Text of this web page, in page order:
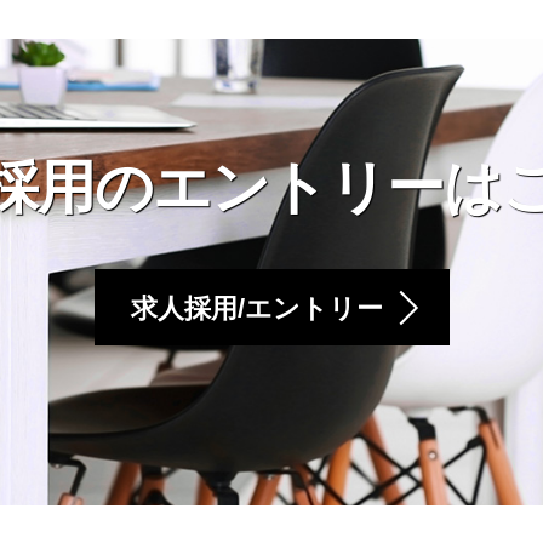
用のエントリーは
求人採用/エントリー